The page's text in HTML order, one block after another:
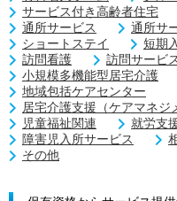
サービス付き高齢者住宅
通所サービス
通所サ
ショートステイ
短期
訪問看護
訪問サービ
小規模多機能型居宅介護
地域包括ケアセンター
居宅介護支援（ケアマネジ
児童福祉関連
就労支
障害児入所サービス
その他